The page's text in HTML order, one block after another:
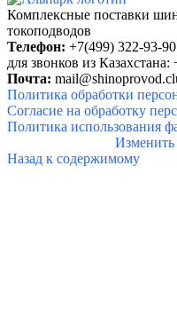
Комплексные поставки
токоподводов
Телефон: +7(499) 322-93-90
для звонков из
Почта:
Политика обработки
Согласие на обработку
Политика использования
Изменить
Назад к содержимому